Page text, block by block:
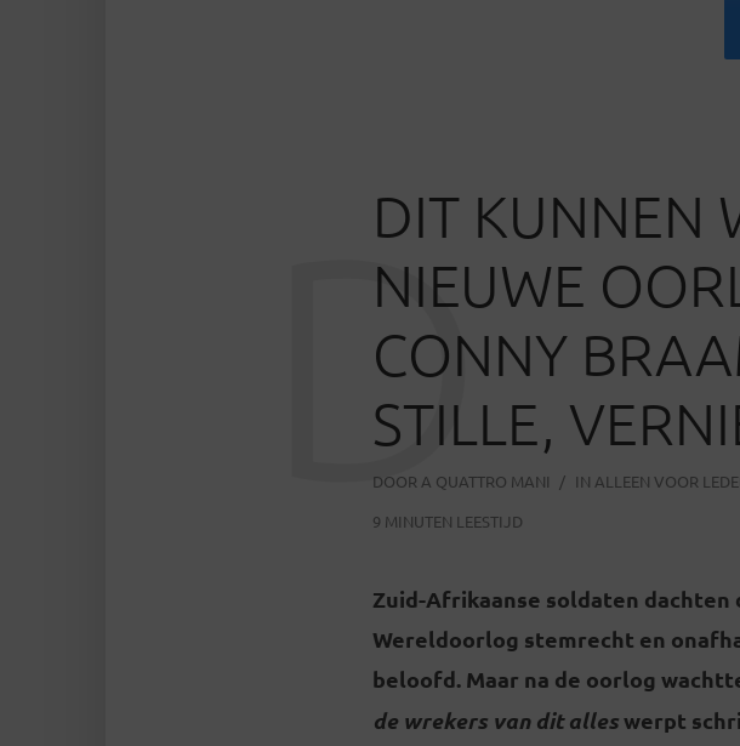
DIT KUNNEN
NIEUWE
CONNY
STILLE,
DOOR A QUATTRO MANI IN ALLEEN VOOR
9 MINUTEN LEESTIJD
D
Zuid-Afrikaanse soldaten
Wereldoorlog stemrecht en
beloofd. Maar na de oorlog
de wrekers van dit alleswerpt